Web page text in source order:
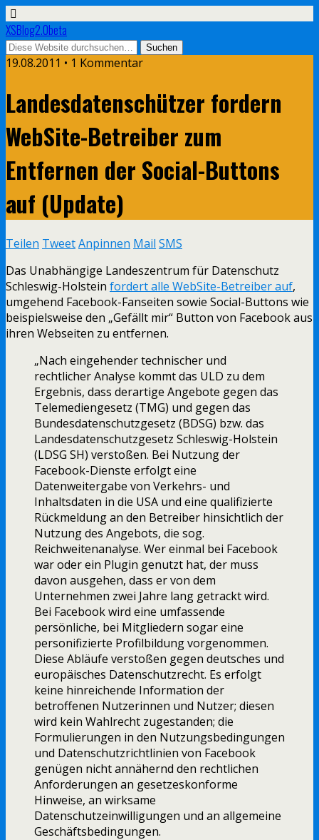
XSBlog2.0beta
19.08.2011 • 1 Kommentar
Landesdatenschützer fordern
WebSite-Betreiber zum
Entfernen der Social-Buttons
auf (Update)
Teilen TweetAnpinnen Mail SMS
Das Unabhängige Landeszentrum für Datenschutz
Schleswig-Holstein fordert alle WebSite-Betreiber auf,
umgehend Facebook-Fanseiten sowie Social-Buttons wie
beispielsweise den „Gefällt mir“ Button von Facebook aus
ihren Webseiten zu entfernen.
„Nach eingehender technischer und
rechtlicher Analyse kommt das ULD zu dem
Ergebnis, dass derartige Angebote gegen das
Telemediengesetz (TMG) und gegen das
Bundesdatenschutzgesetz (BDSG) bzw. das
Landesdatenschutzgesetz Schleswig-Holstein
(LDSG SH) verstoßen. Bei Nutzung der
Facebook-Dienste erfolgt eine
Datenweitergabe von Verkehrs- und
Inhaltsdaten in die USA und eine qualifizierte
Rückmeldung an den Betreiber hinsichtlich der
Nutzung des Angebots, die sog.
Reichweitenanalyse. Wer einmal bei Facebook
war oder ein Plugin genutzt hat, der muss
davon ausgehen, dass er von dem
Unternehmen zwei Jahre lang getrackt wird.
Bei Facebook wird eine umfassende
persönliche, bei Mitgliedern sogar eine
personifizierte Profilbildung vorgenommen.
Diese Abläufe verstoßen gegen deutsches und
europäisches Datenschutzrecht. Es erfolgt
keine hinreichende Information der
betroffenen Nutzerinnen und Nutzer; diesen
wird kein Wahlrecht zugestanden; die
Formulierungen in den Nutzungsbedingungen
und Datenschutzrichtlinien von Facebook
genügen nicht annähernd den rechtlichen
Anforderungen an gesetzeskonforme
Hinweise, an wirksame
Datenschutzeinwilligungen und an allgemeine
Geschäftsbedingungen.